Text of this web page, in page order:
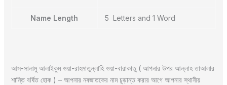
Name Length 5 Letters and 1 Word
আস-সালামু আলাইকুম ওয়া-রাহমাতুল্লাহি ওয়া-বারাকাতু ( আপনার উপর আল্লাহ তাআলার
শান্তি বর্ষিত হোক ) – আপনার নবজাতকের নাম চূড়ান্ত করার আগে আপনার স্থানীয়